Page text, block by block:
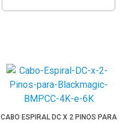
CABO ESPIRAL DC X 2 PINOS PARA